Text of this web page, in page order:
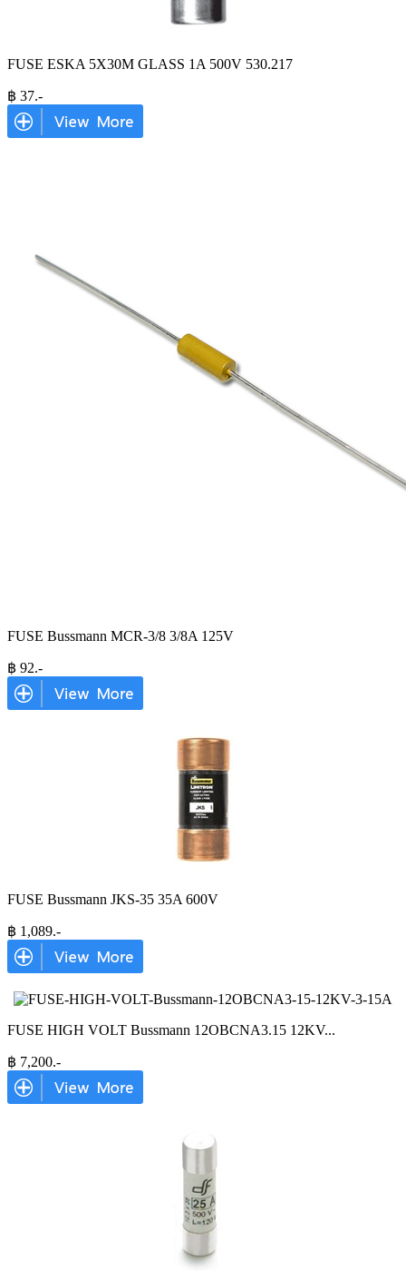
FUSE ESKA 5X30M GLASS 1A 500V 530.217
฿ 37.-
FUSE Bussmann MCR-3/8 3/8A 125V
฿ 92.-
FUSE Bussmann JKS-35 35A 600V
฿ 1,089.-
FUSE HIGH VOLT Bussmann 12OBCNA3.15 12KV...
฿ 7,200.-